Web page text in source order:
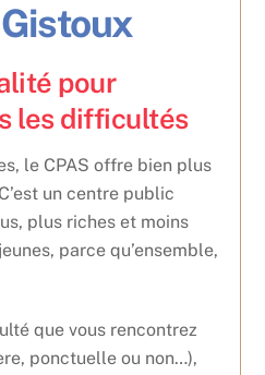
pour
les difficultés
le CPAS offre bien plus
un centre public
plus riches et moins
parce qu’ensemble,
que vous rencontrez
ponctuelle ou non…),